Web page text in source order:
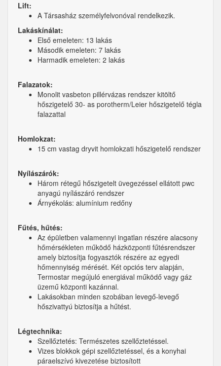
Lift:
A Társasház személyfelvonóval rendelkezik.
Lakáskínálat:
Első emeleten: 13 lakás
Második emeleten: 7 lakás
Harmadik emeleten: 2 lakás
Falazatok:
Monolit vasbeton pillérvázas rendszer kitöltő
hőszigetelő 30- as porotherm/Leier hőszigetelő tégla
falazattal
Homlokzat:
15 cm vastag dryvit homlokzati hőszigetelő rendszer
Nyílászárók:
Három rétegű hőszigetelt üvegezéssel ellátott pwc
anyagú nyílászáró rendszer
Árnyékolás: alumínium redőny
Fűtés, hűtés:
Az épületben valamennyi ingatlan részére alacsony
hőmérsékleten működő házközponti fűtésrendszer
amely biztosítja fogyasztók részére az egyedi
hőmennyiség mérését. Két opciós terv alapján,
Termostar megújuló energiával működő vagy gáz
üzemű központi kazánnal.
Lakásokban minden szobában levegő-levegő
hőszivattyú biztosítja a hűtést.
Légtechnika:
Szellőztetés: Természetes szellőztetéssel.
Vizes blokkok gépi szellőztetéssel, és a konyhai
páraelszívó kivezetése biztosított